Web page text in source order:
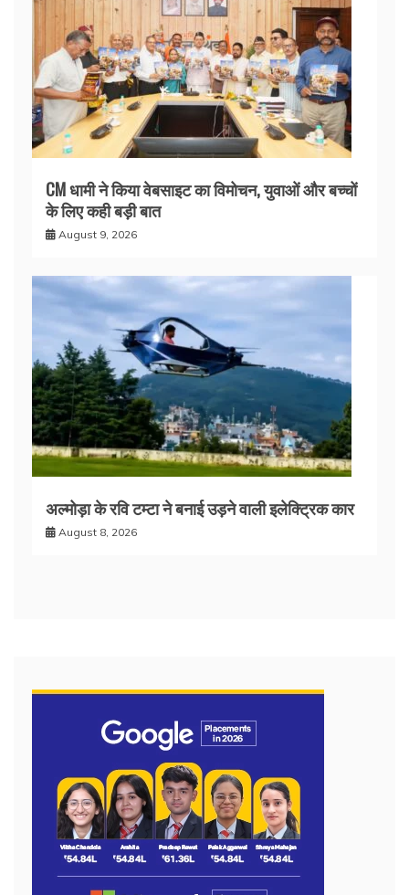
CM धामी ने किया वेबसाइट का विमोचन, युवाओं और बच्चों
के लिए कही बड़ी बात
August 9, 2026
अल्मोड़ा के रवि टम्टा ने बनाई उड़ने वाली इलेक्ट्रिक कार
August 8, 2026